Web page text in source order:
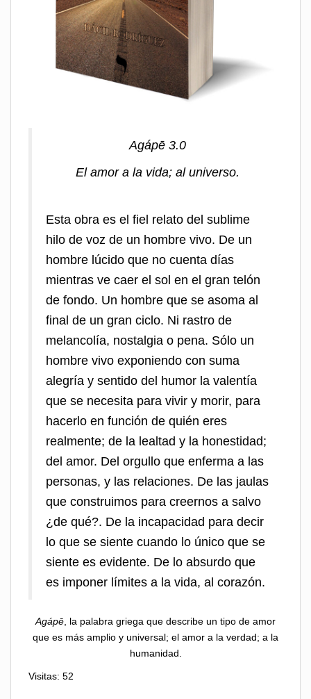
Agápē 3.0
El amor a la vida; al universo.
Esta obra es el fiel relato del sublime
hilo de voz de un hombre vivo. De un
hombre lúcido que no cuenta días
mientras ve caer el sol en el gran telón
de fondo. Un hombre que se asoma al
final de un gran ciclo. Ni rastro de
melancolía, nostalgia o pena. Sólo un
hombre vivo exponiendo con suma
alegría y sentido del humor la valentía
que se necesita para vivir y morir, para
hacerlo en función de quién eres
realmente; de la lealtad y la honestidad;
del amor. Del orgullo que enferma a las
personas, y las relaciones. De las jaulas
que construimos para creernos a salvo
¿de qué?. De la incapacidad para decir
lo que se siente cuando lo único que se
siente es evidente. De lo absurdo que
es imponer límites a la vida, al corazón.
Agápē, la palabra griega que describe un tipo de amor
que es más amplio y universal; el amor a la verdad; a la
humanidad.
Visitas: 52